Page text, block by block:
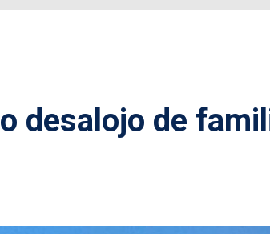
desalojo de